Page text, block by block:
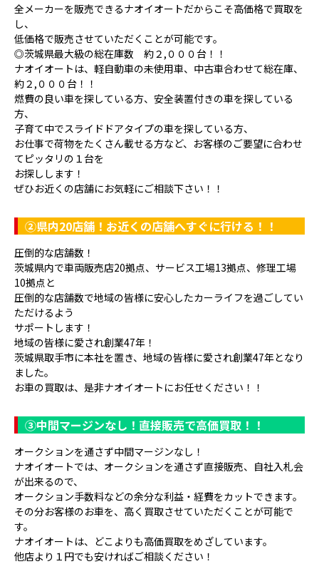
全メーカーを販売できるナオイオートだからこそ高価格で買取を
し、
低価格で販売させていただくことが可能です。
◎茨城県最大級の総在庫数 約２,０００台！！
ナオイオートは、軽自動車の未使用車、中古車合わせて総在庫、
約２,０００台！！
燃費の良い車を探している方、安全装置付きの車を探している
方、
子育て中でスライドドアタイプの車を探している方、
お仕事で荷物をたくさん載せる方など、お客様のご要望に合わせ
てピッタリの１台を
お探しします！
ぜひお近くの店舗にお気軽にご相談下さい！！
②県内20店舗！お近くの店舗へすぐに行ける！！
圧倒的な店舗数！
茨城県内で車両販売店20拠点、サービス工場13拠点、修理工場
10拠点と
圧倒的な店舗数で地域の皆様に安心したカーライフを過ごしてい
ただけるよう
サポートします！
地域の皆様に愛され創業47年！
茨城県取手市に本社を置き、地域の皆様に愛され創業47年となり
ました。
お車の買取は、是非ナオイオートにお任せください！！
③中間マージンなし！直接販売で高価買取！！
オークションを通さず中間マージンなし！
ナオイオートでは、オークションを通さず直接販売、自社入札会
が出来るので、
オークション手数料などの余分な利益・経費をカットできます。
その分お客様のお車を、高く買取させていただくことが可能で
す。
ナオイオートは、どこよりも高価買取をめざしています。
他店より１円でも安ければご相談ください！